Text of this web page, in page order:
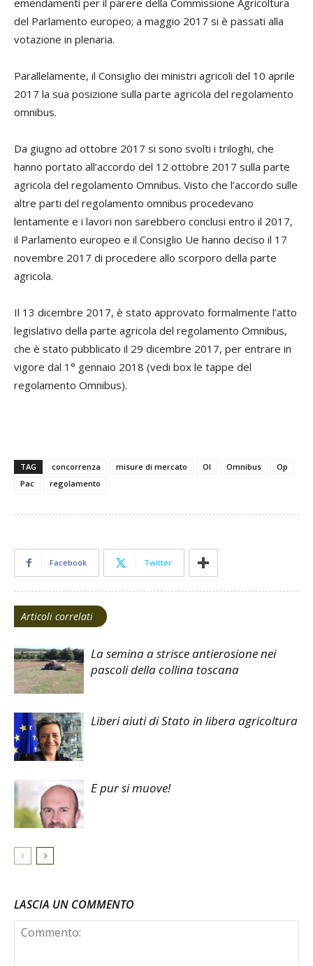
emendamenti per il parere della Commissione Agricoltura
del Parlamento europeo; a maggio 2017 si è passati alla
votazione in plenaria.
Parallelamente, il Consiglio dei ministri agricoli del 10 aprile
2017 la sua posizione sulla parte agricola del regolamento
omnibus.
Da giugno ad ottobre 2017 si sono svolti i triloghi, che
hanno portato all’accordo del 12 ottobre 2017 sulla parte
agricola del regolamento Omnibus. Visto che l’accordo sulle
altre parti del regolamento omnibus procedevano
lentamente e i lavori non sarebbero conclusi entro il 2017,
il Parlamento europeo e il Consiglio Ue hanno deciso il 17
novembre 2017 di procedere allo scorporo della parte
agricola.
Il 13 dicembre 2017, è stato approvato formalmente l’atto
legislativo della parte agricola del regolamento Omnibus,
che è stato pubblicato il 29 dicembre 2017, per entrare in
vigore dal 1° gennaio 2018 (vedi box le tappe del
regolamento Omnibus).
TAG concorrenza misure di mercato OI Omnibus
Op
Pac
regolamento
Facebook Twitter
Articoli correlati
La semina a strisce antierosione nei
pascoli della collina toscana
Liberi aiuti di Stato in libera agricoltura
E pur si muove!
LASCIA UN COMMENTO